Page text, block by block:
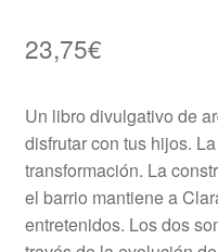
23,75€
Un libro divulgativo de
disfrutar con tus hijos.
transformación. La
el barrio mantiene a
entretenidos. Los dos